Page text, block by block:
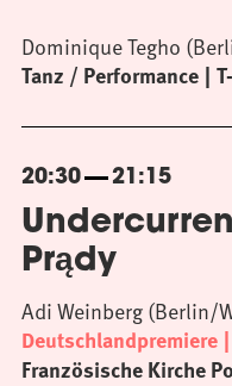
Tanz / Performance
Dominique Tegho
20:30 21:15
Prądy
Deutschlandpremiere
Französische Kirche
Adi Weinberg (Berlin/